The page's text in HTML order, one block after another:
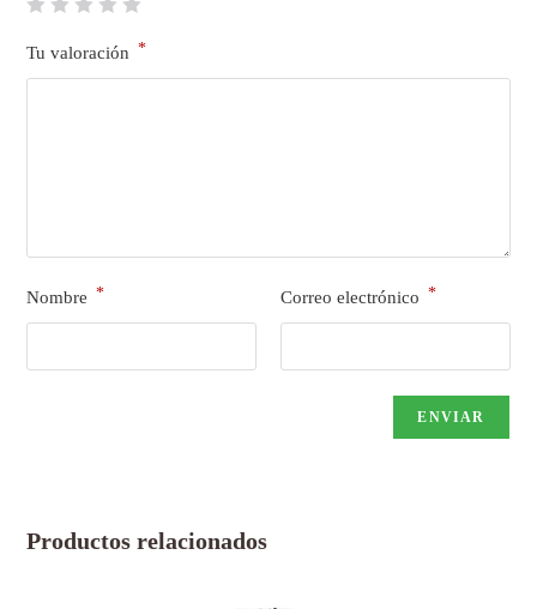
Tu valoración *
Nombre * Correo electrónico *
Productos relacionados